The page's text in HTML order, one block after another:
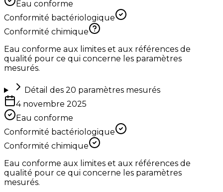
Eau conforme
Conformité bactériologique
Conformité chimique
Eau conforme aux limites et aux références de
qualité pour ce qui concerne les paramètres
mesurés.
Détail des 20 paramètres mesurés
4 novembre 2025
Eau conforme
Conformité bactériologique
Conformité chimique
Eau conforme aux limites et aux références de
qualité pour ce qui concerne les paramètres
mesurés.